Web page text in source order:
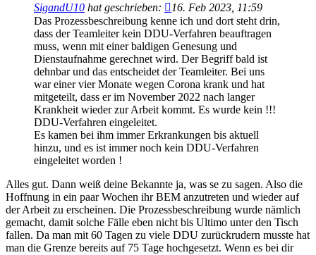
SigandU10 hat geschrieben:
16. Feb 2023, 11:59
Das Prozessbeschreibung kenne ich und dort steht drin,
dass der Teamleiter kein DDU-Verfahren beauftragen
muss, wenn mit einer baldigen Genesung und
Dienstaufnahme gerechnet wird. Der Begriff bald ist
dehnbar und das entscheidet der Teamleiter. Bei uns
war einer vier Monate wegen Corona krank und hat
mitgeteilt, dass er im November 2022 nach langer
Krankheit wieder zur Arbeit kommt. Es wurde kein !!!
DDU-Verfahren eingeleitet.
Es kamen bei ihm immer Erkrankungen bis aktuell
hinzu, und es ist immer noch kein DDU-Verfahren
eingeleitet worden !
Alles gut. Dann weiß deine Bekannte ja, was se zu sagen. Also die
Hoffnung in ein paar Wochen ihr BEM anzutreten und wieder auf
der Arbeit zu erscheinen. Die Prozessbeschreibung wurde nämlich
gemacht, damit solche Fälle eben nicht bis Ultimo unter den Tisch
fallen. Da man mit 60 Tagen zu viele DDU zurückrudern musste hat
man die Grenze bereits auf 75 Tage hochgesetzt. Wenn es bei dir